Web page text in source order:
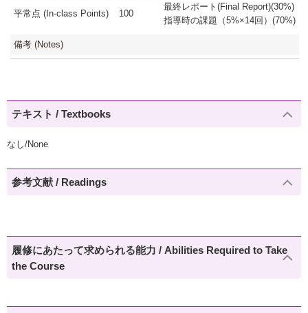
平常点 (In-class Points) 100
最終レポート(Final Report)(30%)
指導時の課題（5%×14回）(70%)
備考 (Notes)
テキスト / Textbooks
なし/None
参考文献 / Readings
履修にあたって求められる能力 / Abilities Required to Take
the Course